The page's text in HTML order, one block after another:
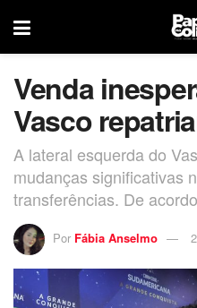
Venda
Vasco
A lateral esquerda do
mudanças significativas
transferências. De
Por Fábia Anselmo